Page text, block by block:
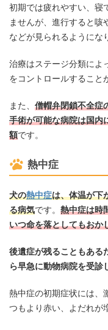
初期では疲れやすい、寝
ませんが、進行すると咳
などが見られるようにな
治療はステージ分類によ
をコントロールすること
また、 僧帽弁閉鎖不全症
手術が可能な病院は国内
額です。
熱中症
犬の熱中症は、体温が下
る病気です。 熱中症は時
いつ命を落としてもおか
後遺症が残ることもある
ら早急に動物病院を受診
熱中症の初期症状には、
つもより赤い、よだれが